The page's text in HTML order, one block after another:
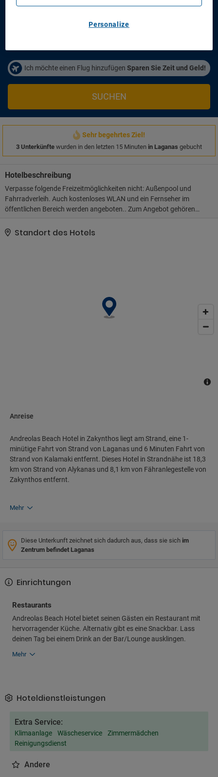
Anreisetag Abreisetag
Ich möchte einen Flug hinzufügen Sparen Sie Zeit und Geld!
SUCHEN
Sehr begehrtes Ziel!
3 Unterkünfte wurden in den letzten 15 Minuten in Laganas gebucht
Hotelbeschreibung
Verpasse folgende Freizeitmöglichkeiten nicht: Außenpool und
Fahrradverleih. Auch kostenloses WLAN und ein Fernseher im
öffentlichen Bereich werden angeboten.. Zum Angebot gehören
und eine Gepäckaufbewahrung. Vor Ort gibt es Folgendes: Parken
Standort des Hotels
Anreise
Andreolas Beach Hotel in Zakynthos liegt am Strand, eine 1-
minütige Fahrt von Strand von Laganas und 6 Minuten Fahrt von
Strand von Kalamaki entfernt. Dieses Hotel in Strandnähe ist 18,3
km von Strand von Alykanas und 8,1 km von Fähranlegestelle von
Zakynthos entfernt.
Mehr
Diese Unterkunft zeichnet sich dadurch aus, dass sie sich im
Zentrum befindet Laganas
Einrichtungen
Restaurants
Andreolas Beach Hotel bietet seinen Gästen ein Restaurant mit
hervorragender Küche. Alternativ gibt es eine Snackbar. Lass
deinen Tag bei einem Drink an der Bar/Lounge ausklingen.
Mehr
Hoteldienstleistungen
Extra Service:
Klimaanlage Wäscheservice
Zimmermädchen
Reinigungsdienst
Andere
Personalize